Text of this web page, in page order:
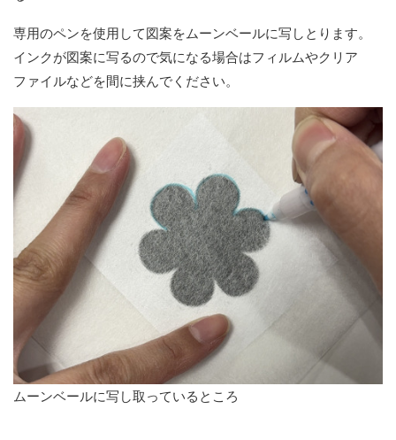
専用のペンを使用して図案をムーンベールに写しとります。
インクが図案に写るので気になる場合はフィルムやクリア
ファイルなどを間に挟んでください。
ムーンベールに写し取っているところ